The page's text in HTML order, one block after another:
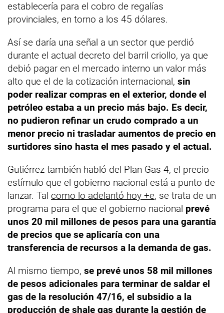
establecería para el cobro de regalías
provinciales, en torno a los 45 dólares.
Así se daría una señal a un sector que perdió
durante el actual decreto del barril criollo, ya que
debió pagar en el mercado interno un valor más
alto que el de la cotización internacional, sin
poder realizar compras en el exterior, donde el
petróleo estaba a un precio más bajo. Es decir,
no pudieron refinar un crudo comprado a un
menor precio ni trasladar aumentos de precio en
surtidores sino hasta el mes pasado y el actual.
Gutiérrez también habló del Plan Gas 4, el precio
estímulo que el gobierno nacional está a punto de
lanzar. Tal como lo adelantó hoy +e, se trata de un
programa para el que el gobierno nacional prevé
unos 20 mil millones de pesos para una garantía
de precios que se aplicaría con una
transferencia de recursos a la demanda de gas.
Al mismo tiempo, se prevé unos 58 mil millones
de pesos adicionales para terminar de saldar el
gas de la resolución 47/16, el subsidio a la
producción de shale gas durante la gestión de